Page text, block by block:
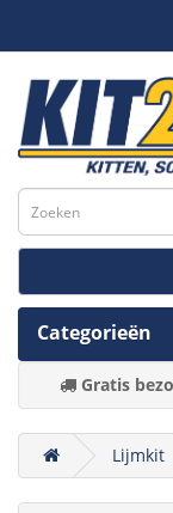
Categorieën
Gratis
Lijmkit